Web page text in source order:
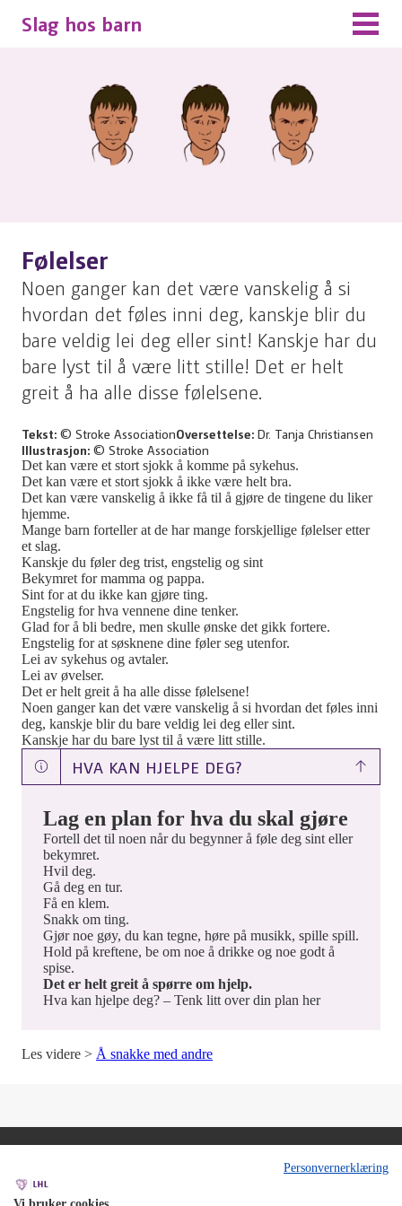
Slag hos barn
Følelser
Noen ganger kan det være vanskelig å si
hvordan det føles inni deg, kanskje blir du
bare veldig lei deg eller sint! Kanskje har du
bare lyst til å være litt stille! Det er helt
greit å ha alle disse følelsene.
Tekst: © Stroke AssociationOversettelse: Dr. Tanja Christiansen
Illustrasjon: © Stroke Association
Det kan være et stort sjokk å komme på sykehus.
Det kan være et stort sjokk å ikke være helt bra.
Det kan være vanskelig å ikke få til å gjøre de tingene du liker
hjemme.
Mange barn forteller at de har mange forskjellige følelser etter
et slag.
Kanskje du føler deg trist, engstelig og sint
Bekymret for mamma og pappa.
Sint for at du ikke kan gjøre ting.
Engstelig for hva vennene dine tenker.
Glad for å bli bedre, men skulle ønske det gikk fortere.
Engstelig for at søsknene dine føler seg utenfor.
Lei av sykehus og avtaler.
Lei av øvelser.
Det er helt greit å ha alle disse følelsene!
Noen ganger kan det være vanskelig å si hvordan det føles inni
deg, kanskje blir du bare veldig lei deg eller sint.
Kanskje har du bare lyst til å være litt stille.
HVA KAN HJELPE DEG?
Lag en plan for hva du skal gjøre
Fortell det til noen når du begynner å føle deg sint eller
bekymret.
Hvil deg.
Gå deg en tur.
Få en klem.
Snakk om ting.
Gjør noe gøy, du kan tegne, høre på musikk, spille spill.
Hold på kreftene, be om noe å drikke og noe godt å
spise.
Det er helt greit å spørre om hjelp.
Hva kan hjelpe deg? – Tenk litt over din plan her
Les videre > Å snakke med andre
Personvernerklæring